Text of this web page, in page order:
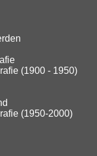
(1900 - 1950)
(1950-2000)